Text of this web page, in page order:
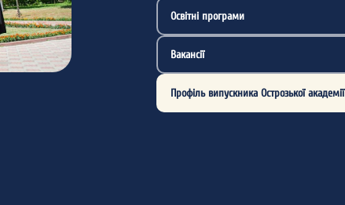
Освітні програми
Вакансії
Профіль випускника Острозької академії